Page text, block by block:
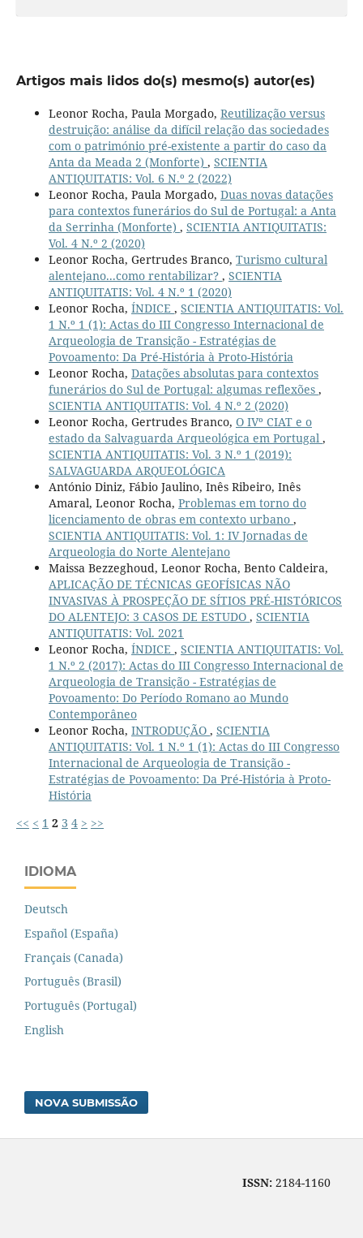
Artigos mais lidos do(s) mesmo(s) autor(es)
Leonor Rocha, Paula Morgado, Reutilização versus
destruição: análise da difícil relação das sociedades
com o património pré-existente a partir do caso da
Anta da Meada 2 (Monforte) , SCIENTIA
ANTIQUITATIS: Vol. 6 N.º 2 (2022)
Leonor Rocha, Paula Morgado, Duas novas datações
para contextos funerários do Sul de Portugal: a Anta
da Serrinha (Monforte) , SCIENTIA ANTIQUITATIS:
Vol. 4 N.º 2 (2020)
Leonor Rocha, Gertrudes Branco, Turismo cultural
alentejano...como rentabilizar? , SCIENTIA
ANTIQUITATIS: Vol. 4 N.º 1 (2020)
Leonor Rocha, ÍNDICE , SCIENTIA ANTIQUITATIS: Vol.
1 N.º 1 (1): Actas do III Congresso Internacional de
Arqueologia de Transição - Estratégias de
Povoamento: Da Pré-História à Proto-História
Leonor Rocha, Datações absolutas para contextos
funerários do Sul de Portugal: algumas reflexões ,
SCIENTIA ANTIQUITATIS: Vol. 4 N.º 2 (2020)
Leonor Rocha, Gertrudes Branco, O IVº CIAT e o
estado da Salvaguarda Arqueológica em Portugal ,
SCIENTIA ANTIQUITATIS: Vol. 3 N.º 1 (2019):
SALVAGUARDA ARQUEOLÓGICA
António Diniz, Fábio Jaulino, Inês Ribeiro, Inês
Amaral, Leonor Rocha, Problemas em torno do
licenciamento de obras em contexto urbano ,
SCIENTIA ANTIQUITATIS: Vol. 1: IV Jornadas de
Arqueologia do Norte Alentejano
Maissa Bezzeghoud, Leonor Rocha, Bento Caldeira,
APLICAÇÃO DE TÉCNICAS GEOFÍSICAS NÃO
INVASIVAS À PROSPEÇÃO DE SÍTIOS PRÉ-HISTÓRICOS
DO ALENTEJO: 3 CASOS DE ESTUDO , SCIENTIA
ANTIQUITATIS: Vol. 2021
Leonor Rocha, ÍNDICE , SCIENTIA ANTIQUITATIS: Vol.
1 N.º 2 (2017): Actas do III Congresso Internacional de
Arqueologia de Transição - Estratégias de
Povoamento: Do Período Romano ao Mundo
Contemporâneo
Leonor Rocha, INTRODUÇÃO , SCIENTIA
ANTIQUITATIS: Vol. 1 N.º 1 (1): Actas do III Congresso
Internacional de Arqueologia de Transição -
Estratégias de Povoamento: Da Pré-História à Proto-
História
<< < 1 2 3 4 > >>
IDIOMA
Deutsch
Español (España)
Français (Canada)
Português (Brasil)
Português (Portugal)
English
NOVA SUBMISSÃO
ISSN: 2184-1160